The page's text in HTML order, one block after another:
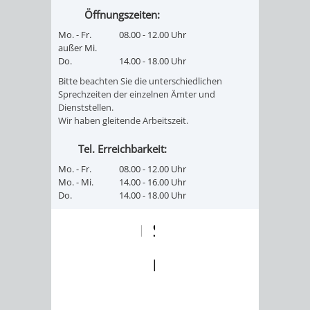
ONLINE-
KATALOG
VERANSTALTUNGEN
AUSBILDUNG
LEIHVERKEHR
DER
BIBLIOTHEK
SERVICE
FÜR
LEHRER/INNEN
&
STADTHALLE
ROLF-
ENGELBRECHT-
HAUS
ALTEN
RATHAUS
STADTARCHIV
BENUTZUNG
Öffnungszeiten:
Mo. - Fr.
außer Mi.
08.00 - 12.00 Uhr
Do.
14.00 - 18.00 Uhr
Bitte beachten Sie die unterschiedlichen
Sprechzeiten der einzelnen Ämter und
Dienststellen.
Wir haben gleitende Arbeitszeit.
Tel. Erreichbarkeit:
Mo. - Fr.
08.00 - 12.00 Uhr
Mo. - Mi.
14.00 - 16.00 Uhr
Do.
14.00 - 18.00 Uhr